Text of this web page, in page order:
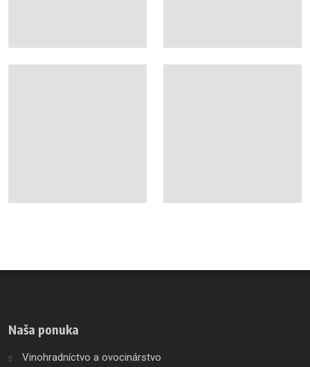
Naša ponuka
Vinohradníctvo a ovocinárstvo